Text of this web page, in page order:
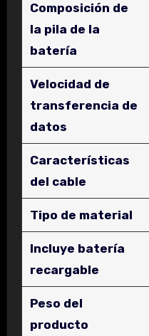
Composición de
la pila de la
batería
Velocidad de
transferencia de
datos
Características
del cable
Tipo de material
Incluye batería
recargable
Peso del
producto